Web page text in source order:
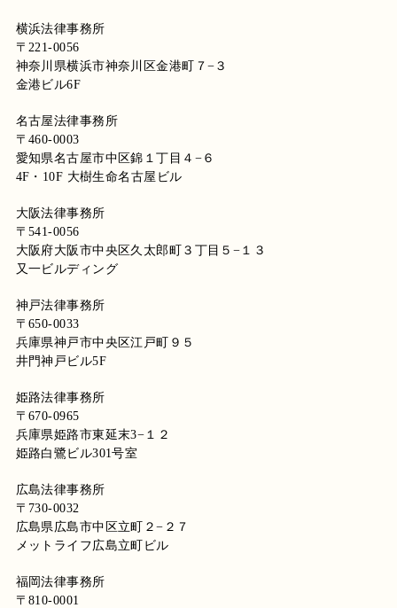
横浜法律事務所
〒221-0056
神奈川県横浜市神奈川区金港町７−３
金港ビル6F
名古屋法律事務所
〒460-0003
愛知県名古屋市中区錦１丁目４−６
4F・10F 大樹生命名古屋ビル
大阪法律事務所
〒541-0056
大阪府大阪市中央区久太郎町３丁目５−１３
又一ビルディング
神戸法律事務所
〒650-0033
兵庫県神戸市中央区江戸町９５
井門神戸ビル5F
姫路法律事務所
〒670-0965
兵庫県姫路市東延末3−１２
姫路白鷺ビル301号室
広島法律事務所
〒730-0032
広島県広島市中区立町２−２７
メットライフ広島立町ビル
福岡法律事務所
〒810-0001